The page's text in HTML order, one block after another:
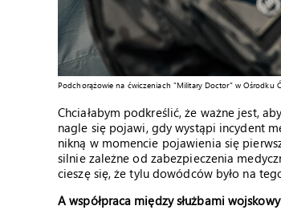
Podchorążowie na ćwiczeniach "Military Doctor" w Ośrodku
Chciałabym podkreślić, że ważne jest,
nagle się pojawi, gdy wystąpi incydent
nikną w momencie pojawienia się
silnie zależne od zabezpieczenia
cieszę się, że tylu dowódców było na
A współpraca między służbami